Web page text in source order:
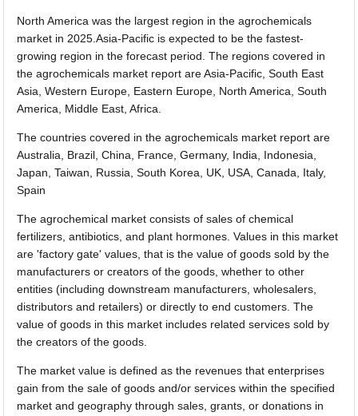
North America was the largest region in the agrochemicals
market in 2025.Asia-Pacific is expected to be the fastest-
growing region in the forecast period. The regions covered in
the agrochemicals market report are Asia-Pacific, South East
Asia, Western Europe, Eastern Europe, North America, South
America, Middle East, Africa.
The countries covered in the agrochemicals market report are
Australia, Brazil, China, France, Germany, India, Indonesia,
Japan, Taiwan, Russia, South Korea, UK, USA, Canada, Italy,
Spain
The agrochemical market consists of sales of chemical
fertilizers, antibiotics, and plant hormones. Values in this market
are 'factory gate' values, that is the value of goods sold by the
manufacturers or creators of the goods, whether to other
entities (including downstream manufacturers, wholesalers,
distributors and retailers) or directly to end customers. The
value of goods in this market includes related services sold by
the creators of the goods.
The market value is defined as the revenues that enterprises
gain from the sale of goods and/or services within the specified
market and geography through sales, grants, or donations in